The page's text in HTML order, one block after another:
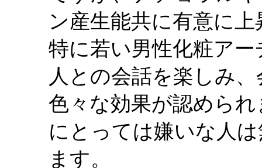
ン産生能共に有意に
特に若い男性化粧ア
人との会話を楽しみ
色々な効果が認めら
にとっては嫌いな人
ます。